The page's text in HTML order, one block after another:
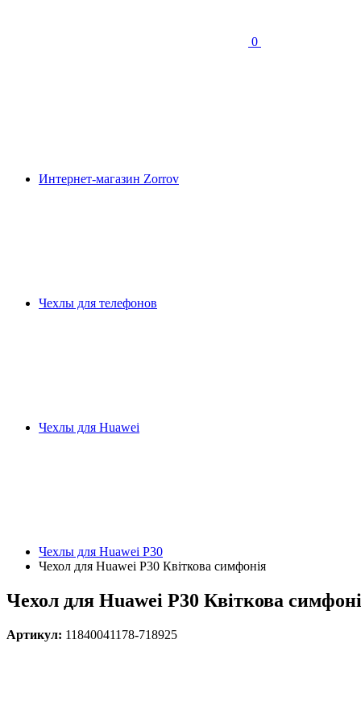
0
Интернет-магазин Zorrov
Чехлы для телефонов
Чехлы для Huawei
Чехлы для Huawei P30
Чехол для Huawei P30 Квіткова симфонія
Чехол для Huawei P30 Квіткова
Артикул: 11840041178-718925